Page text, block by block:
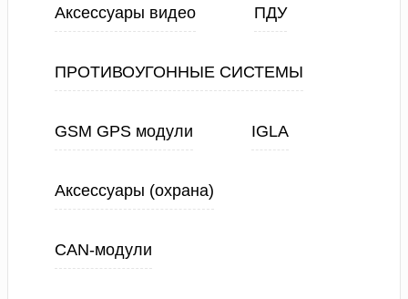
Аксессуары видео ПДУ
ПРОТИВОУГОННЫЕ СИСТЕМЫ
GSM GPS модули IGLA
Аксессуары (охрана)
CAN-модули